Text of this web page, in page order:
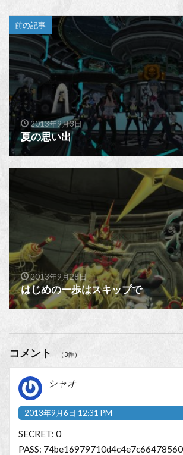
前の記事
2013年9月3日
夏の思い出
2013年9月28日
はじめの一歩はスキップで
コメント （3件）
シャオ
2013年9月6日 12:31 PM
SECRET: 0
PASS: